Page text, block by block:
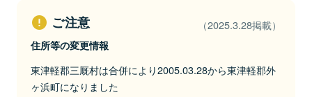
ご注意 （2025.3.28掲載）
住所等の変更情報
東津軽郡三厩村は合併により2005.03.28から東津軽郡外
ヶ浜町になりました